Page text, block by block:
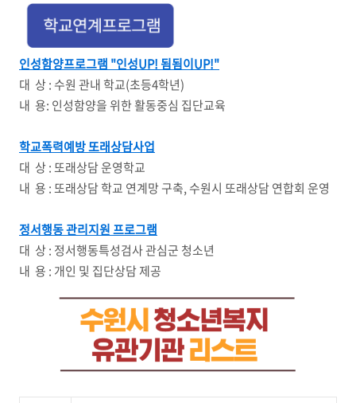
인성함양프로그램 "인성UP! 됨됨이UP!"
대 상 : 수원 관내 학교(초등4학년)
내 용: 인성함양을 위한 활동중심 집단교육
학교폭력예방 또래상담사업
대 상 : 또래상담 운영학교
내 용 : 또래상담 학교 연계망 구축, 수원시 또래상담 연합회 운영
정서행동 관리지원 프로그램
대 상 : 정서행동특성검사 관심군 청소년
내 용 : 개인 및 집단상담 제공